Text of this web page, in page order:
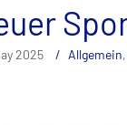
2025 Allgemein,